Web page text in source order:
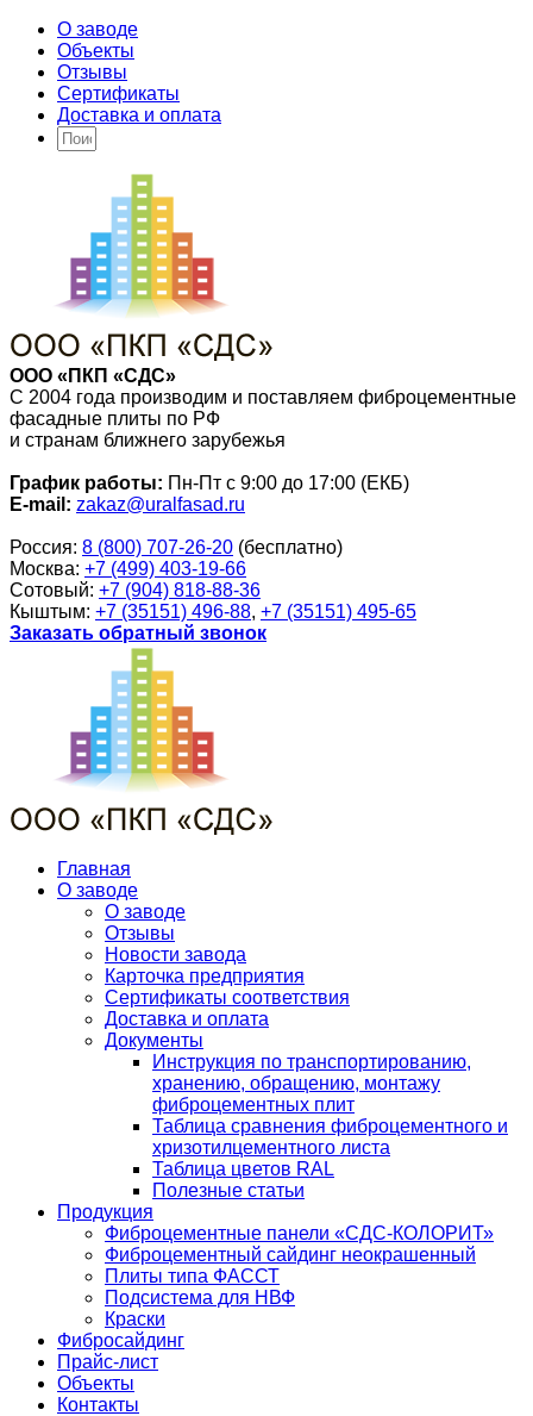
О заводе
Объекты
Отзывы
Сертификаты
Доставка и оплата
ООО «ПКП «СДС»
С 2004 года производим и поставляем фиброцементные
фасадные плиты по РФ
и странам ближнего зарубежья
График работы: Пн-Пт с 9:00 до 17:00 (ЕКБ)
E-mail: zakaz@uralfasad.ru
Россия: 8 (800) 707-26-20 (бесплатно)
Москва: +7 (499) 403-19-66
Сотовый: +7 (904) 818-88-36
Кыштым: +7 (35151) 496-88, +7 (35151) 495-65
Заказать обратный звонок
Главная
О заводе
О заводе
Отзывы
Новости завода
Карточка предприятия
Сертификаты соответствия
Доставка и оплата
Документы
Инструкция по транспортированию,
хранению, обращению, монтажу
фиброцементных плит
Таблица сравнения фиброцементного и
хризотилцементного листа
Таблица цветов RAL
Полезные статьи
Продукция
Фиброцементные панели «СДС-КОЛОРИТ»
Фиброцементный сайдинг неокрашенный
Плиты типа ФАССТ
Подсистема для НВФ
Краски
Фибросайдинг
Прайс-лист
Объекты
Контакты